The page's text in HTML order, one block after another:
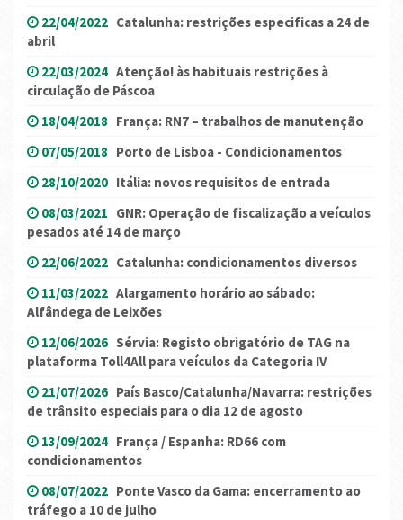
22/04/2022 Catalunha: restrições especificas a 24 de
abril
22/03/2024 Atenção! às habituais restrições à
circulação de Páscoa
18/04/2018 França: RN7 – trabalhos de manutenção
07/05/2018 Porto de Lisboa - Condicionamentos
28/10/2020 Itália: novos requisitos de entrada
08/03/2021 GNR: Operação de fiscalização a veículos
pesados até 14 de março
22/06/2022 Catalunha: condicionamentos diversos
11/03/2022 Alargamento horário ao sábado:
Alfândega de Leixões
12/06/2026 Sérvia: Registo obrigatório de TAG na
plataforma Toll4All para veículos da Categoria IV
21/07/2026 País Basco/Catalunha/Navarra: restrições
de trânsito especiais para o dia 12 de agosto
13/09/2024 França / Espanha: RD66 com
condicionamentos
08/07/2022 Ponte Vasco da Gama: encerramento ao
tráfego a 10 de julho